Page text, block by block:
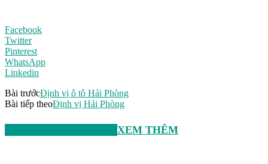
Facebook
Twitter
Pinterest
WhatsApp
Linkedin
Bài trướcĐịnh vị ô tô Hải Phòng
Bài tiếp theoĐịnh vị Hải Phòng
XEM THÊM